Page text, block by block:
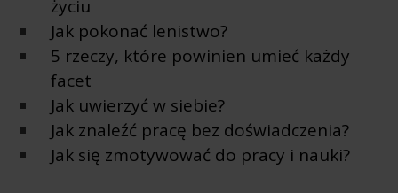
życiu
Jak pokonać lenistwo?
5 rzeczy, które powinien umieć każdy
facet
Jak uwierzyć w siebie?
Jak znaleźć pracę bez doświadczenia?
Jak się zmotywować do pracy i nauki?